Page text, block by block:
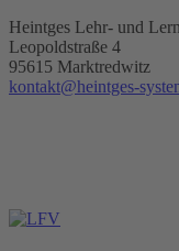
Heintges Lehr- und
Leopoldstraße 4
95615 Marktredwitz
kontakt@heintges-